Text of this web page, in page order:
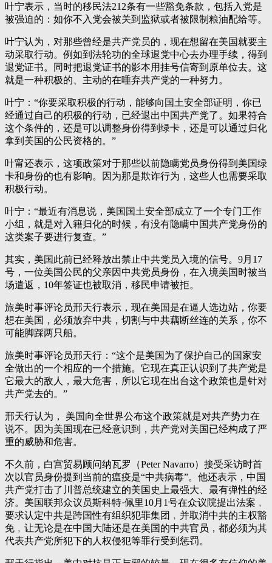
叶宁表示，当时的移民法212条有一些豁免条款，包括入党是
被强迫的：如你不入党会被关到监狱或者被限制粮油配给等。
叶宁认为，对那些曾经是共产党员的，现在想留在美国就要主
动采取行动。例如到法轮功的全球退党中心去办理手续，得到
退党证书。同时把退党证书的影本用挂号信寄到原单位去。这
就是一种积极的、主动的在唾弃共产党的一种努力。
叶宁：“你要采取积极的行动，能够向国土安全部证明，你已
经通过自己的积极的行动，已经退出中国共产党了。如果符合
这个条件的，还是可以调整身份得到绿卡，还是可以通过归化
拿到美国的公民资格的。”
叶甯还表示，这项政策对于那些以前隐瞒党员身份得到美国绿
卡和身份的也有影响。因为那是欺诈行为，这些人也需要采取
积极行动。
叶宁：“最近有消息说，美国国土安全部成立了一个专门工作
小组，就是对入籍归化的时候，有没有隐瞒中国共产党身份的
这类案子要进行复查。”
其实，美国此前已经释放出禁止中共党员入境的信号。9月17
号，一位美国公民的父亲因中共党员身份，在入境美国时被当
场遣返，10年签证也被取消，移民申请被拒。
旅美时事评论员邢天行表示，现在美国是在逼人选边站，你要
想在美国，必须放弃中共，切割与中共藕断丝连的关系，你不
可能脚踩两只船。
旅美时事评论员邢天行：“这个是美国为了保护自己的国家安
全做出的一个相应的一个措施。它现在真正认识到了共产党是
它最大的敌人，最大危害，所以它现在出台这个政策也是针对
共产党去的。”
邢天行认为， 美国向全世界公布这个政策就是对共产势力在
说不。因为美国现在已经意识到，共产党对美国已经构成了严
重的威胁和危害。
不久前，白宫贸易顾问纳瓦罗（Peter Navarro）接受采访时首
次以官员身份提到当前的瘟疫是“中共病毒”。他还表示，中国
共产党打击了川普总统建立的美国史上最强大、最有弹性的经
济。美国联邦众议员斯科特·佩里10月1号在众议院提出法案﹐
要求认定中共是跨国性有组织犯罪集团﹐并取消中共的主权豁
免﹐让无论是在中国大陆还是在美国的中共官员，都必须为其
代表共产党所犯下的人权侵犯等罪行受到惩罚。